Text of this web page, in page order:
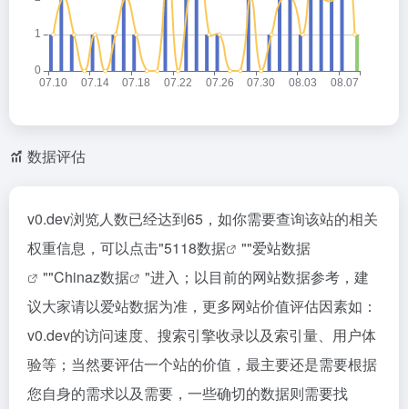
数据评估
v0.dev浏览人数已经达到65，如你需要查询该站的相关
权重信息，可以点击"5118数据 ""爱站数据
""Chinaz数据
"进入；以目前的网站数据参考，建
议大家请以爱站数据为准，更多网站价值评估因素如：
v0.dev的访问速度、搜索引擎收录以及索引量、用户体
验等；当然要评估一个站的价值，最主要还是需要根据
您自身的需求以及需要，一些确切的数据则需要找